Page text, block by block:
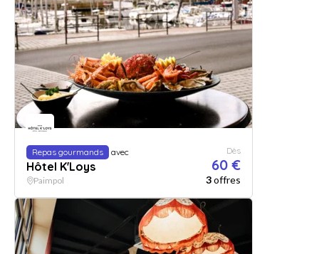
Repas gourmands avec
Hôtel K'Loys
Dès
60 €
Paimpol 3offres